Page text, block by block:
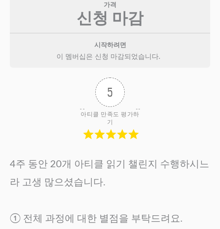
가격
신청 마감
시작하려면
이 멤버십은 신청 마감되었습니다.
5
아티클 만족도 평가하
기
4주 동안 20개 아티클 읽기 챌린지 수행하시느
라 고생 많으셨습니다.
① 전체 과정에 대한 별점을 부탁드려요.